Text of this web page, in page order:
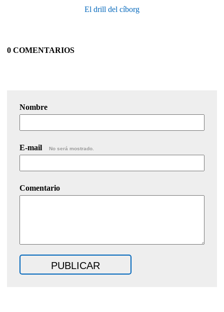
El drill del cíborg
0 COMENTARIOS
Nombre
E-mail No será mostrado.
Comentario